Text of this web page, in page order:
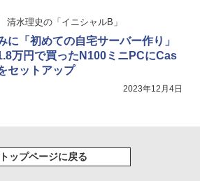
清水理史の「イニシャルB」
に「初めての自宅サーバー作り」
万円で買ったN100ミニPCにCas
セットアップ
2023年12月4日
トップページに戻る